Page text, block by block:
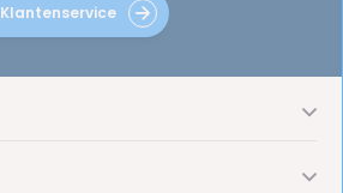
Klantenservice